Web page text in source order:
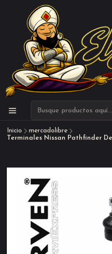
Inicio
mercadolibre
Terminales Nissan Pathfinder